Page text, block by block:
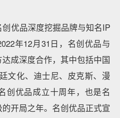
优品深度挖掘品牌与知名IP
年12月31日，名创优品与
成深度合作，其中包括中国
文化、迪士尼、皮克斯、漫
创优品成立十周年，也是名
开局之年。名创优品正式宣